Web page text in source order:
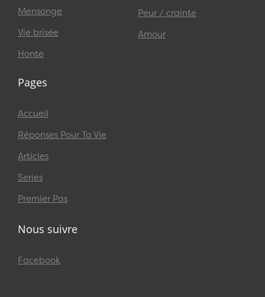
Mensonge
Vie brisée
Honte
Peur / crainte
Amour
Pages
Accueil
Réponses Pour Ta Vie
Articles
Series
Premier Pas
Nous suivre
Facebook